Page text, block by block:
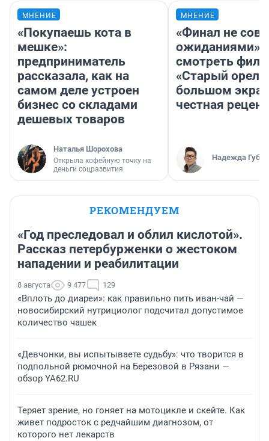
МНЕНИЕ
«Покупаешь кота в
мешке»:
предприниматель
рассказала, как на
самом деле устроен
бизнес со складами
дешевых товаров
Наталья Шорохова
Открыла кофейную точку на
деньги соцразвития
МНЕНИЕ
«Финал не
ожиданиями»:
смотреть
«Старый орел»
большом
честная
Надежда
РЕКОМЕНДУЕМ
«Год преследовал и облил кислотой».
Рассказ петербурженки о жестоком
нападении и реабилитации
8 августа 9 477 129
«Вплоть до диареи»: как правильно пить иван-чай —
новосибирский нутрициолог подсчитал допустимое
количество чашек
«Девчонки, вы испытываете судьбу»: что творится в
подпольной рюмочной на Березовой в Рязани —
обзор YA62.RU
Теряет зрение, но гоняет на мотоцикле и скейте. Как
живет подросток с редчайшим диагнозом, от
которого нет лекарств